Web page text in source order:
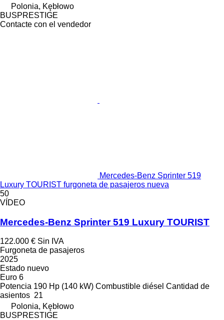
Polonia, Kębłowo
BUSPRESTIGE
Contacte con el vendedor
Mercedes-Benz Sprinter 519
Luxury TOURIST furgoneta de pasajeros nueva
50
VÍDEO
Mercedes-Benz Sprinter 519 Luxury TOURIST
122.000 € Sin IVA
Furgoneta de pasajeros
2025
Estado nuevo
Euro 6
Potencia 190 Hp (140 kW) Combustible diésel Cantidad de
asientos 21
Polonia, Kębłowo
BUSPRESTIGE